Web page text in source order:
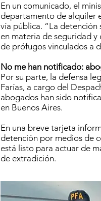
En un comunicado, el
departamento de alquiler
vía pública. “La detención
en materia de seguridad
de prófugos vinculados a
No me han notificado:
Por su parte, la defensa
Farías, a cargo del
abogados han sido
en Buenos Aires.
En una breve tarjeta
detención por medios de
está listo para actuar de
de extradición.